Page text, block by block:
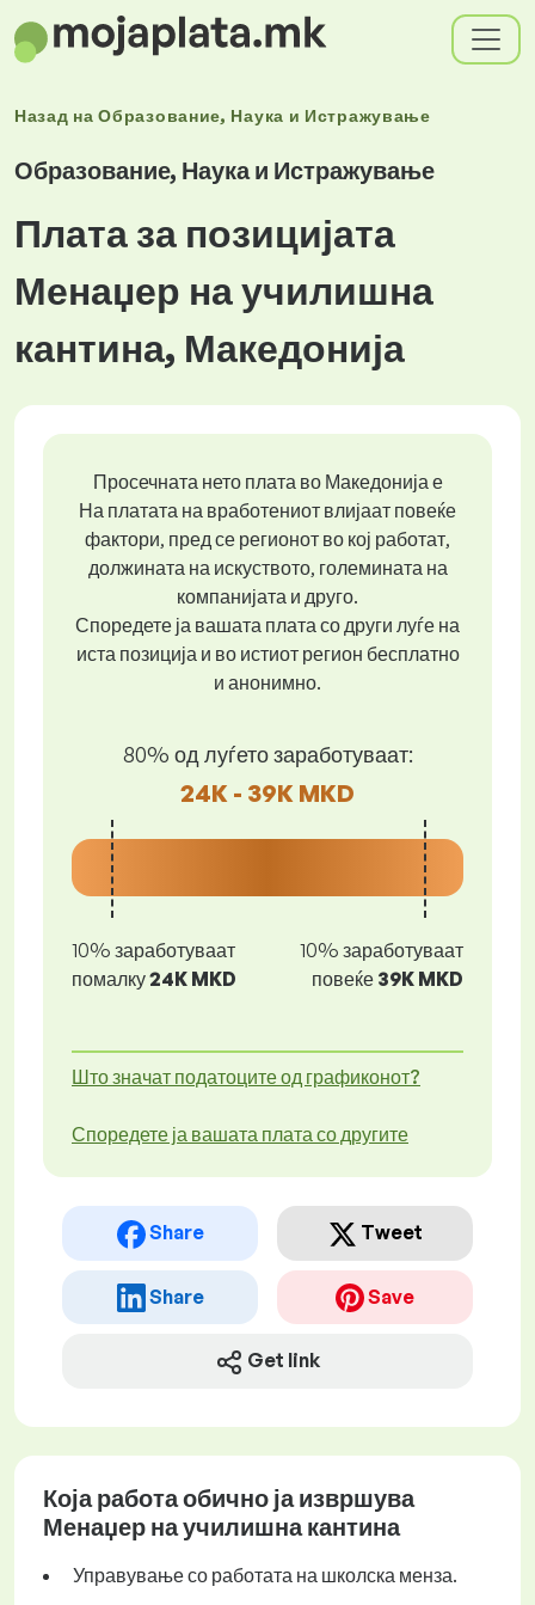
Назад наОбразование, Наука и Истражување
Образование, Наука и Истражување
Плата за позицијата
Менаџер на училишна
кантина, Македонија
Просечната нето плата во Македонија е
На платата на вработениот влијаат повеќе
фактори, пред се регионот во кој работат,
должината на искуството, големината на
компанијата и друго.
Споредете ја вашата плата со други луѓе на
иста позиција и во истиот регион бесплатно
и анонимно.
80% од луѓето заработуваат:
24K - 39K MKD
10% заработуваат
помалку24K MKD
10% заработуваат
повеќе 39K MKD
Што значат податоците од графиконот?
Споредете ја вашата плата со другите
Share Tweet
Share Save
Get link
Која работа обично ја извршува
Менаџер на училишна кантина
Управување со работата на школска менза.